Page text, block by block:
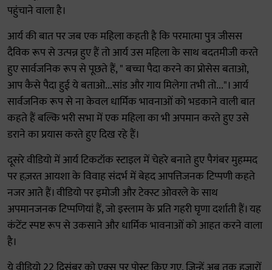
पहुंचाने वाला है।
आर्य की बात पर जब एक महिला कहती है कि परमात्मा पुत्र जीसस
दैविक रूप से उत्पन्न हुए हैं तो आर्य उस महिला के साथ बदतमीजी करते
हुए सार्वजनिक रूप से पूछते हैं, " बच्चा पैदा करने का प्रोसेस बताओ,
आप कैसे पैदा हुई ये बताओ...सांड और गाय मिलेगा तभी तो..."। आर्य
सार्वजनिक रूप से ना केवल धार्मिक भावनाओं को भडकाने वाली बात
कहते हैं बल्कि भरी सभा में एक महिला का भी अपमान करते हुए उसे
डराने का प्रयास करते हुए दिख रहे हैं।
दूसरे वीडियो में आर्य टिकटॉक स्टाइल में चेहरे बनाते हुए पैगंबर मुहम्मद
पर हज़रत आयशा के विवाह संदर्भ में बेहद आपत्तिजनक टिप्पणी कहते
नजर आते हैं। वीडियो पर इमोजी और टेक्स्ट ओवरले के साथ
अपमानजनक टिप्पणियां हैं, जो इस्लाम के प्रति गहरी घृणा दर्शाती हैं। यह
कंटेंट स्पष्ट रूप से उकसाने और धार्मिक भावनाओं को आहत करने वाला
है।